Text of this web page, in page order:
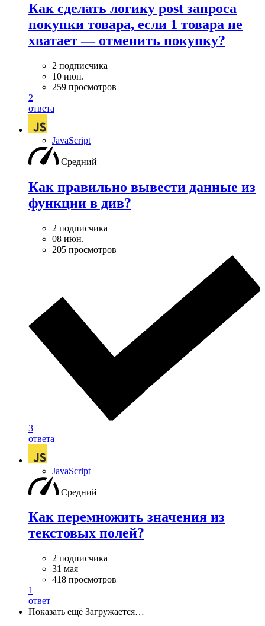
Как сделать логику post запроса
покупки товара, если 1 товара не
хватает — отменить покупку?
2 подписчика
10 июн.
259 просмотров
2
ответа
JavaScript
Средний
Как правильно вывести данные из
функции в див?
2 подписчика
08 июн.
205 просмотров
3
ответа
JavaScript
Средний
Как перемножить значения из
текстовых полей?
2 подписчика
31 мая
418 просмотров
1
ответ
Показать ещё Загружается…